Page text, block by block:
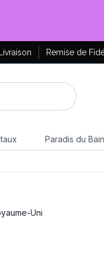
Remise de
Paradis du Bain
Uni